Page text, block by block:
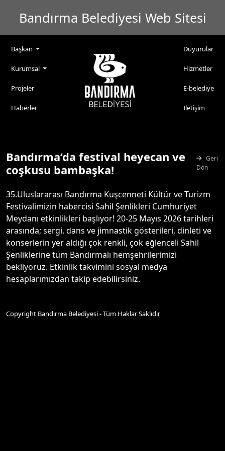
Bandırma Belediyesi Web Sitesi
Başkan
Kurumsal
Projeler
Haberler
Duyurular
Hizmetler
E-belediye
İletişim
Bandırma’da festival heyecan ve
coşkusu bambaşka!
Geri
Dön
35.Uluslararası Bandırma Kuşcenneti Kültür ve Turizm
Festivalimizin habercisi Sahil Şenlikleri Cumhuriyet
Meydanı etkinlikleri başlıyor! 20-25 Mayıs 2026 tarihleri
arasında; sergi, dans ve jimnastik gösterileri, dinleti ve
konserlerin yer aldığı çok renkli, çok eğlenceli Sahil
Şenliklerine tüm Bandırmalı hemşehrilerimizi
bekliyoruz. Etkinlik takvimini sosyal medya
hesaplarımızdan takip edebilirsiniz.
Copyright Bandırma Belediyesi - Tüm Haklar Saklıdır